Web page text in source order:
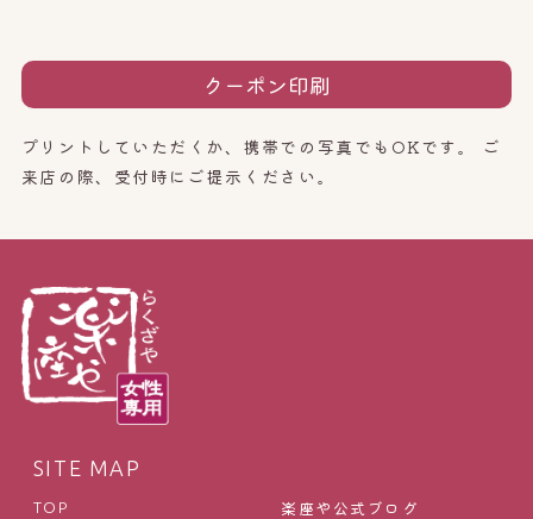
クーポン印刷
プリントしていただくか、携帯での写真でもOKです。
ご
来店の際、受付時にご提示ください。
SITE MAP
TOP 楽座や公式ブログ